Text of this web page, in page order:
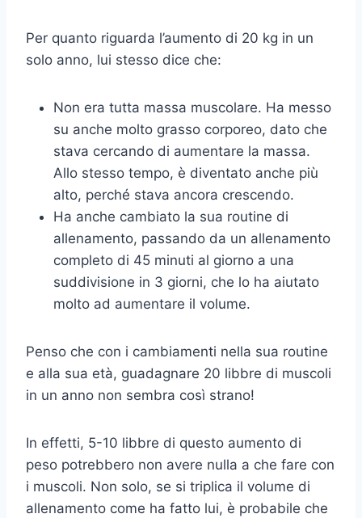
Per quanto riguarda l’aumento di 20 kg in un
solo anno, lui stesso dice che:
Non era tutta massa muscolare. Ha messo
su anche molto grasso corporeo, dato che
stava cercando di aumentare la massa.
Allo stesso tempo, è diventato anche più
alto, perché stava ancora crescendo.
Ha anche cambiato la sua routine di
allenamento, passando da un allenamento
completo di 45 minuti al giorno a una
suddivisione in 3 giorni, che lo ha aiutato
molto ad aumentare il volume.
Penso che con i cambiamenti nella sua routine
e alla sua età, guadagnare 20 libbre di muscoli
in un anno non sembra così strano!
In effetti, 5-10 libbre di questo aumento di
peso potrebbero non avere nulla a che fare con
i muscoli. Non solo, se si triplica il volume di
allenamento come ha fatto lui, è probabile che